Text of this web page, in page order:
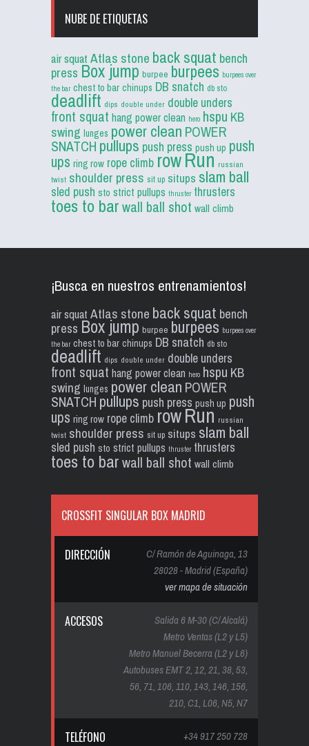
NUBE DE ETIQUETAS
air squat Atlas stone back squat bench
press Box jump burpee burpees burpees over
the bar chest to bar chinups DB snatch db sto
deadlift dips double under double unders
front squat hang power clean hero hspu KB
swing lunges power clean POWER
SNATCH pullups push press push up push
ups ring row rope climb rowRun russian
twist shoulder press sit up situps slam ball
sled push sto strict pullups thruster thrusters
toes to barwall ball shot wall climb
¡Busca en nuestros entrenamientos!
air squat Atlas stone back squat bench
press Box jump burpee burpees burpees over
the bar chest to bar chinups DB snatch db sto
deadlift dips double under double unders
front squat hang power clean hero hspu KB
swing lunges power clean POWER
SNATCH pullups push press push up push
ups ring row rope climb rowRun russian
twist shoulder press sit up situps slam ball
sled push sto strict pullups thruster thrusters
toes to barwall ball shot wall climb
CROSSFIT SINGULAR BOX MADRID
DIRECCIÓN
C/ Ramón de Aguinaga, 13
28028 - Madrid (España)
ver mapa de situación
ACCESOS
Salida 6 M-30 (C/ Alcalá)
Metro Ventas (L2 y L5)
Metro Manuel Becerra (L2 y L6)
Autobuses EMT 2, 12, 21, 38, 53,
56, 71, 106, 110, 143, 146, 156,
210, C1, L06, N5, N7
TELÉFONO
+34 917 250 728